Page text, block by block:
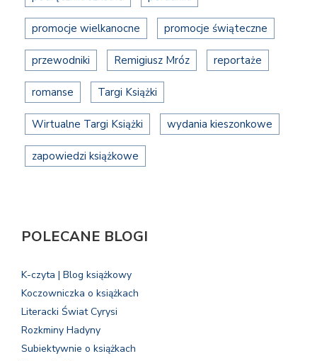
promocje wielkanocne promocje świąteczne
przewodniki Remigiusz Mróz reportaże
romanse Targi Książki
Wirtualne Targi Książki wydania kieszonkowe
zapowiedzi książkowe
POLECANE BLOGI
K-czyta | Blog książkowy
Koczowniczka o książkach
Literacki Świat Cyrysi
Rozkminy Hadyny
Subiektywnie o książkach